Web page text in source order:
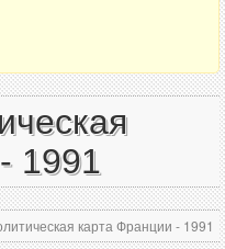
1991
карта Франции - 1991